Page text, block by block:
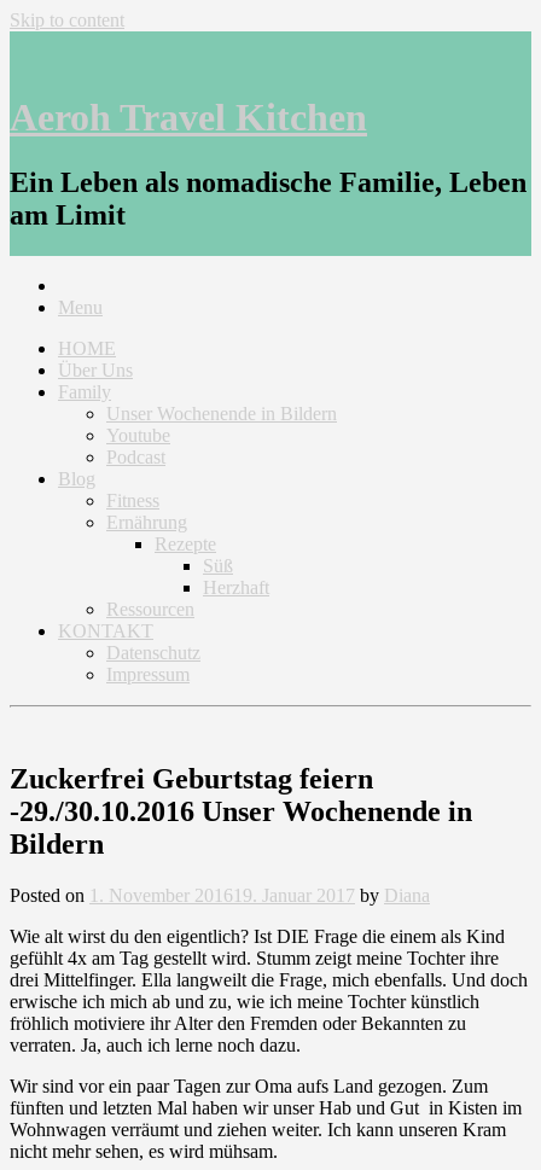
Skip to content
Aeroh Travel Kitchen
Ein Leben als nomadische Familie, Leben
am Limit
Menu
HOME
Über Uns
Family
Unser Wochenende in Bildern
Youtube
Podcast
Blog
Fitness
Ernährung
Rezepte
Süß
Herzhaft
Ressourcen
KONTAKT
Datenschutz
Impressum
Zuckerfrei Geburtstag feiern
-29./30.10.2016 Unser Wochenende in
Bildern
Posted on 1. November 2016 19. Januar 2017 by Diana
Wie alt wirst du den eigentlich? Ist DIE Frage die einem als Kind
gefühlt 4x am Tag gestellt wird. Stumm zeigt meine Tochter ihre
drei Mittelfinger. Ella langweilt die Frage, mich ebenfalls. Und doch
erwische ich mich ab und zu, wie ich meine Tochter künstlich
fröhlich motiviere ihr Alter den Fremden oder Bekannten zu
verraten. Ja, auch ich lerne noch dazu.
Wir sind vor ein paar Tagen zur Oma aufs Land gezogen. Zum
fünften und letzten Mal haben wir unser Hab und Gut in Kisten im
Wohnwagen verräumt und ziehen weiter. Ich kann unseren Kram
nicht mehr sehen, es wird mühsam.